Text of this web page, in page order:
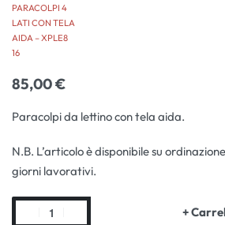
85,00€
Paracolpi da lettino con tela aida.
N.B. L’articolo è disponibile su
giorni lavorativi.
+